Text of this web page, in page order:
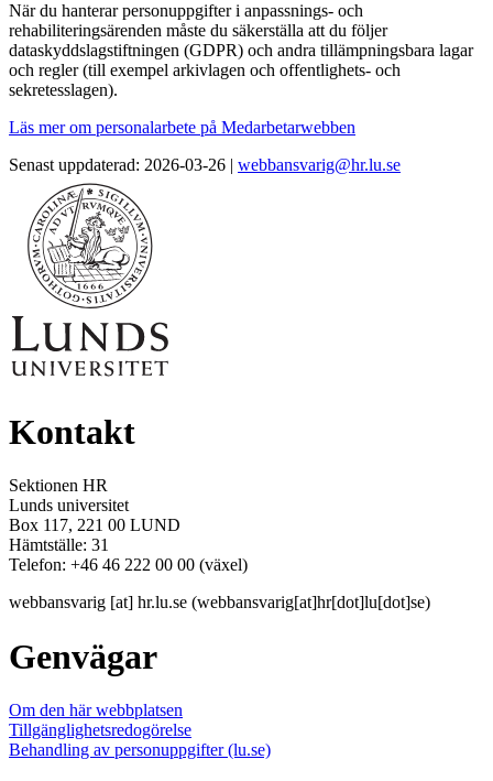
När du hanterar personuppgifter i anpassnings- och
rehabiliteringsärenden måste du säkerställa att du följer
dataskyddslagstiftningen (GDPR) och andra tillämpningsbara lagar
och regler (till exempel arkivlagen och offentlighets- och
sekretesslagen).
Läs mer om personalarbete på Medarbetarwebben
Senast uppdaterad: 2026-03-26 | webbansvarig@hr.lu.se
Kontakt
Sektionen HR
Lunds universitet
Box 117, 221 00 LUND
Hämtställe: 31
Telefon: +46 46 222 00 00 (växel)
webbansvarig [at] hr.lu.se (webbansvarig[at]hr[dot]lu[dot]se)
Genvägar
Om den här webbplatsen
Tillgänglighetsredogörelse
Behandling av personuppgifter (lu.se)